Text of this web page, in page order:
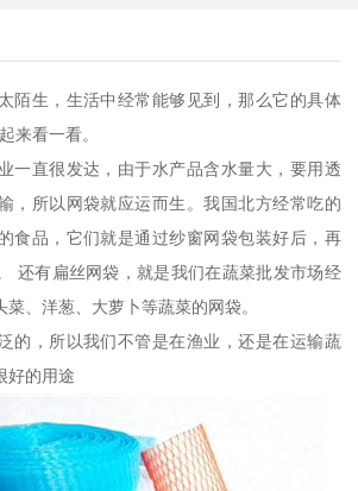
陌生，生活中经常能够见到，那么它的具体
来看一看。
一直很发达，由于水产品含水量大，要用透
，所以网袋就应运而生。我国北方经常吃的
食品，它们就是通过纱窗网袋包装好后，再
还有扁丝网袋，就是我们在蔬菜批发市场经
、洋葱、大萝卜等蔬菜的网袋。
的，所以我们不管是在渔业，还是在运输蔬
好的用途